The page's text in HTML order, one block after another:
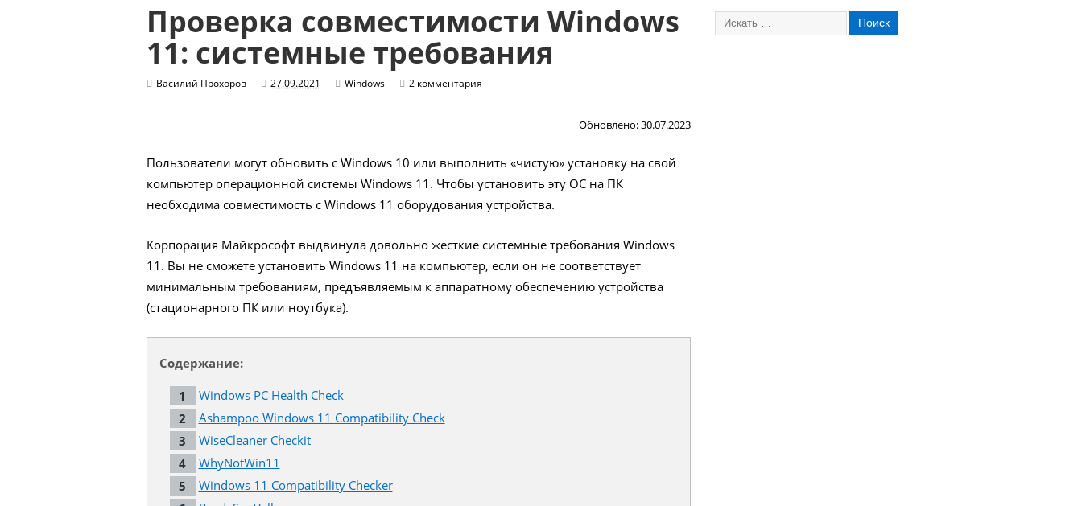
Проверка совместимости Windows
11: системные требования
Василий Прохоров 27.09.2021 Windows 2 комментария
Обновлено: 30.07.2023
Пользователи могут обновить с Windows 10 или выполнить «чистую» установку на свой
компьютер операционной системы Windows 11. Чтобы установить эту ОС на ПК
необходима совместимость с Windows 11 оборудования устройства.
Корпорация Майкрософт выдвинула довольно жесткие системные требования Windows
11. Вы не сможете установить Windows 11 на компьютер, если он не соответствует
минимальным требованиям, предъявляемым к аппаратному обеспечению устройства
(стационарного ПК или ноутбука).
Содержание:
Windows PC Health Check
Ashampoo Windows 11 Compatibility Check
WiseCleaner Checkit
WhyNotWin11
Windows 11 Compatibility Checker